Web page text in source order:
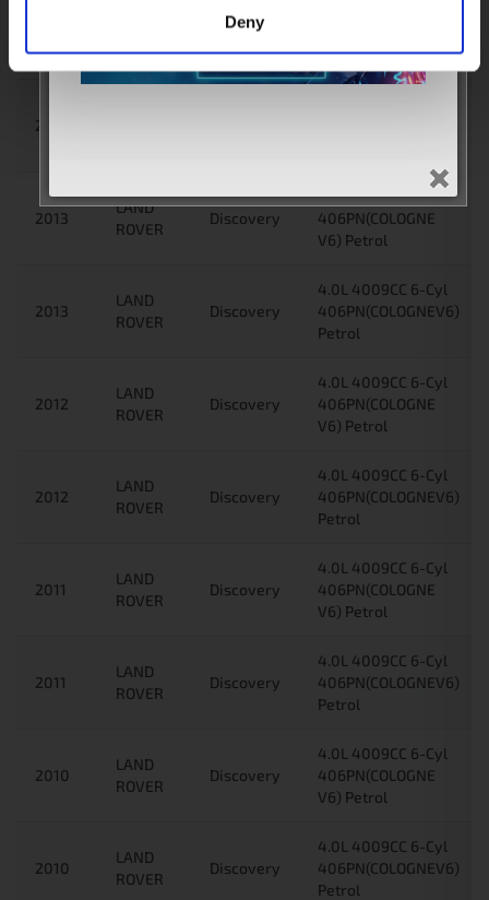
Deny
Discovery
V6) Petrol
2014
2013
LAND
ROVER
Discovery
4.0L 4009CC 6-Cyl
406PN(COLOGNE
V6) Petrol
2013
LAND
ROVER
Discovery
4.0L 4009CC 6-Cyl
406PN(COLOGNEV6)
Petrol
2012
LAND
ROVER
Discovery
4.0L 4009CC 6-Cyl
406PN(COLOGNE
V6) Petrol
2012
LAND
ROVER
Discovery
4.0L 4009CC 6-Cyl
406PN(COLOGNEV6)
Petrol
2011
LAND
ROVER
Discovery
4.0L 4009CC 6-Cyl
406PN(COLOGNE
V6) Petrol
2011
LAND
ROVER
Discovery
4.0L 4009CC 6-Cyl
406PN(COLOGNEV6)
Petrol
2010
LAND
ROVER
Discovery
4.0L 4009CC 6-Cyl
406PN(COLOGNE
V6) Petrol
2010
LAND
ROVER
Discovery
4.0L 4009CC 6-Cyl
406PN(COLOGNEV6)
Petrol